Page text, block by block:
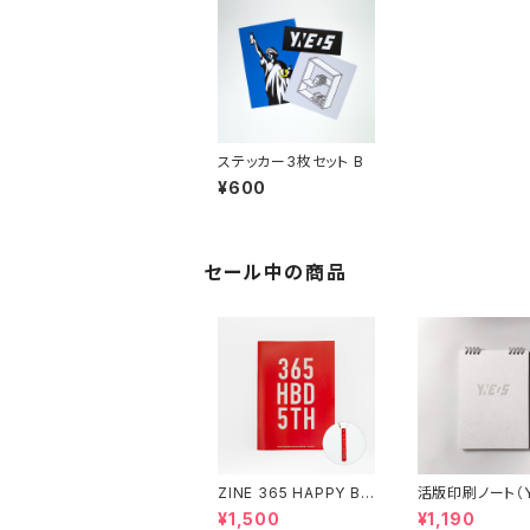
ステッカー3枚セット B
¥600
セール中の商品
ZINE 365 HAPPY BI
RTHDAY（アクリルキー
¥1,500
活版印刷ノート
NO）
¥1,190